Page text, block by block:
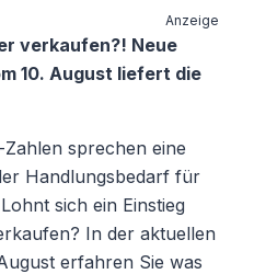
Anzeige
verkaufen?! Neue
10. August liefert die
sprechen eine
Handlungsbedarf für
sich ein Einstieg
In der aktuellen
erfahren Sie was